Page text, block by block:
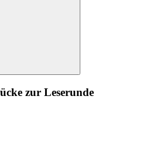
zur Leserunde